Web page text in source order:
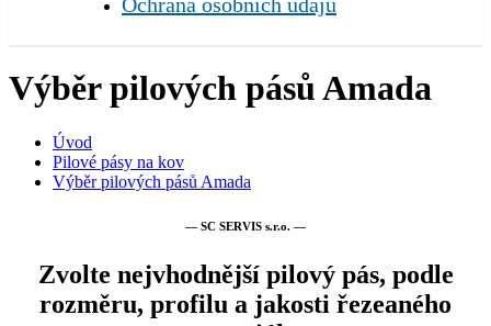
Výběr pilových pásů Amada
Úvod
Pilové pásy na kov
Výběr pilových pásů Amada
— SC SERVIS s.r.o. —
Zvolte nejvhodnější pilový pás, podle
rozměru, profilu a jakosti řezeaného